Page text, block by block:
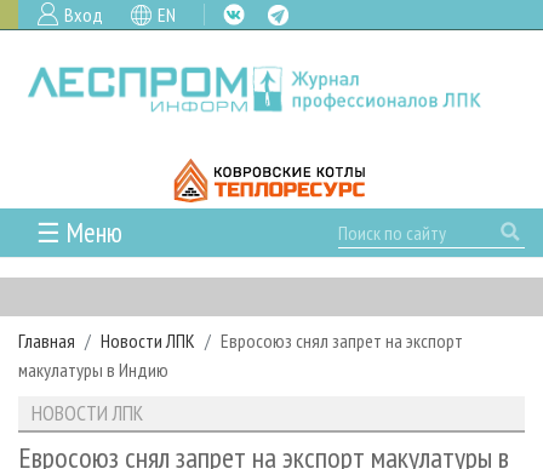
Вход EN
☰ Меню
ГЛАВНАЯ
РУБРИКИ И ТЕМЫ
РУБРИКИ ЖУРНАЛА
ЛЕСОЗАГОТОВКА
НОВОСТИ
НОВОСТИ ЛПК
ПРОЕКТЫ ЛПИ
АНАЛИТИКА
Главная Новости ЛПК
Евросоюз снял запрет на экспорт
макулатуры в Индию
НОВОСТИ ЛПК
Евросоюз снял запрет на экспорт макулатуры в